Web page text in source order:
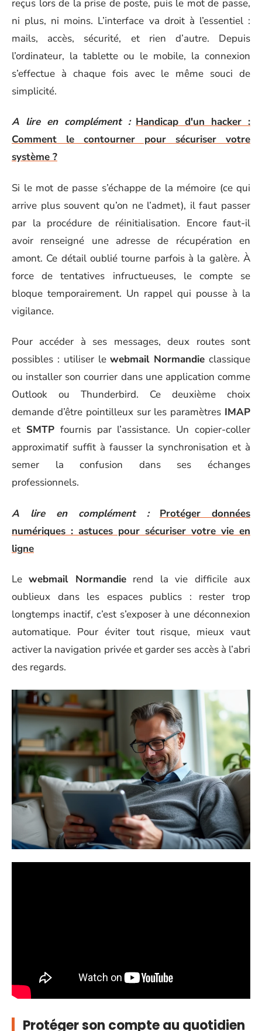
reçus lors de la prise de poste, puis le mot de passe,
ni plus, ni moins. L’interface va droit à l’essentiel :
mails, accès, sécurité, et rien d’autre. Depuis
l’ordinateur, la tablette ou le mobile, la connexion
s’effectue à chaque fois avec le même souci de
simplicité.
A lire en complément : Handicap d'un hacker :
Comment le contourner pour sécuriser votre
système ?
Si le mot de passe s’échappe de la mémoire (ce qui
arrive plus souvent qu’on ne l’admet), il faut passer
par la procédure de réinitialisation. Encore faut-il
avoir renseigné une adresse de récupération en
amont. Ce détail oublié tourne parfois à la galère. À
force de tentatives infructueuses, le compte se
bloque temporairement. Un rappel qui pousse à la
vigilance.
Pour accéder à ses messages, deux routes sont
possibles : utiliser lewebmail Normandie classique
ou installer son courrier dans une application comme
Outlook ou Thunderbird. Ce deuxième choix
demande d’être pointilleux sur les paramètres IMAP
et SMTPfournis par l’assistance. Un copier-coller
approximatif suffit à fausser la synchronisation et à
semer la confusion dans ses échanges
professionnels.
A lire en complément :
Protéger données
numériques : astuces pour sécuriser votre vie en
ligne
Lewebmail Normandierend la vie difficile aux
oublieux dans les espaces publics : rester trop
longtemps inactif, c’est s’exposer à une déconnexion
automatique. Pour éviter tout risque, mieux vaut
activer la navigation privée et garder ses accès à l’abri
des regards.
Protéger son compte au quotidien